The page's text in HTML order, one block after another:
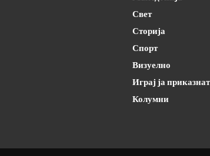
Свет
Сторија
Спорт
Визуелно
Играј ја
Колумни